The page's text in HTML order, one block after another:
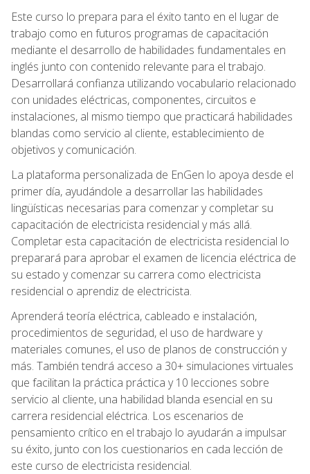
Este curso lo prepara para el éxito tanto en el lugar de
trabajo como en futuros programas de capacitación
mediante el desarrollo de habilidades fundamentales en
inglés junto con contenido relevante para el trabajo.
Desarrollará confianza utilizando vocabulario relacionado
con unidades eléctricas, componentes, circuitos e
instalaciones, al mismo tiempo que practicará habilidades
blandas como servicio al cliente, establecimiento de
objetivos y comunicación.
La plataforma personalizada de EnGen lo apoya desde el
primer día, ayudándole a desarrollar las habilidades
lingüísticas necesarias para comenzar y completar su
capacitación de electricista residencial y más allá.
Completar esta capacitación de electricista residencial lo
preparará para aprobar el examen de licencia eléctrica de
su estado y comenzar su carrera como electricista
residencial o aprendiz de electricista.
Aprenderá teoría eléctrica, cableado e instalación,
procedimientos de seguridad, el uso de hardware y
materiales comunes, el uso de planos de construcción y
más. También tendrá acceso a 30+ simulaciones virtuales
que facilitan la práctica práctica y 10 lecciones sobre
servicio al cliente, una habilidad blanda esencial en su
carrera residencial eléctrica. Los escenarios de
pensamiento crítico en el trabajo lo ayudarán a impulsar
su éxito, junto con los cuestionarios en cada lección de
este curso de electricista residencial.